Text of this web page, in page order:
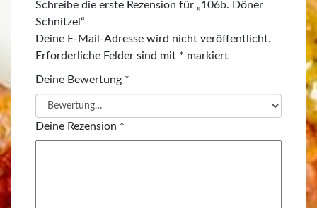
Schreibe die erste Rezension für „106b. Döner
Schnitzel“
Deine E-Mail-Adresse wird nicht veröffentlicht.
Erforderliche Felder sind mit * markiert
Deine Bewertung *
Deine Rezension *